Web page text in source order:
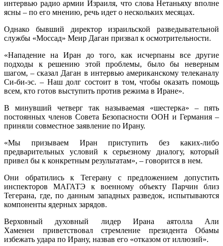
интервью радио армии Израиля, что слова Нетаньяху вполне
ясны – по его мнению, речь идет о нескольких месяцах.
Однако бывший директор израильской разведывательной
службы «Моссад» Меир Даган призвал к осмотрительности.
«Нападение на Иран до того, как исчерпаны все другие
подходы к решению этой проблемы, было бы неверным
шагом, – сказал Даган в интервью американскому телеканалу
Си-би-эс. – Наш долг состоит в том, чтобы оказать помощь
всем, кто готов выступить против режима в Иране».
В минувший четверг так называемая «шестерка» – пять
постоянных членов Совета Безопасности ООН и Германия –
приняли совместное заявление по Ирану.
«Мы призываем Иран приступить без каких-либо
предварительных условий к серьезному диалогу, который
привел бы к конкретным результатам», – говорится в нем.
Они обратились к Тегерану с предложением допустить
инспекторов МАГАТЭ к военному объекту Парчин близ
Тегерана, где, по данным западных разведок, испытываются
компоненты ядерных зарядов.
Верховный духовный лидер Ирана аятолла Али
Хаменеи приветствовал стремление президента Обамы
избежать удара по Ирану, назвав его «отказом от иллюзий».